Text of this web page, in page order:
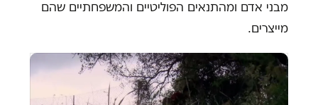
מבני אדם ומהתנאים הפוליטיים והמשפחתיים שהם
מייצרים.